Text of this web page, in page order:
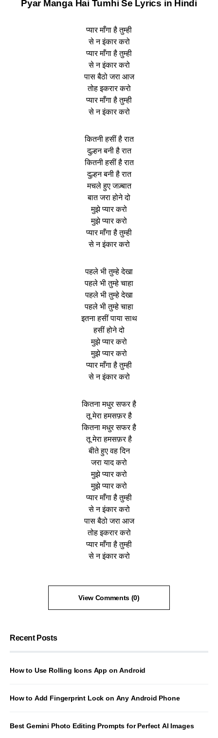
Pyar Manga Hai Tumhi Se Lyrics in Hindi
प्यार माँगा है तुम्ही
से न इंकार करो
प्यार माँगा है तुम्ही
से न इंकार करो
पास बैठो जरा आज
तोह इकरार करो
प्यार माँगा है तुम्ही
से न इंकार करो
कितनी हसीं है रात
दुल्हन बनी है रात
कितनी हसीं है रात
दुल्हन बनी है रात
मचले हुए जज़्बात
बात जरा होने दो
मुझे प्यार करो
मुझे प्यार करो
प्यार माँगा है तुम्ही
से न इंकार करो
पहले भी तुम्हे देखा
पहले भी तुम्हे चाहा
पहले भी तुम्हे देखा
पहले भी तुम्हे चाहा
इतना हसीं पाया साथ
हसीं होने दो
मुझे प्यार करो
मुझे प्यार करो
प्यार माँगा है तुम्ही
से न इंकार करो
कितना मधुर सफर है
तू मेरा हमसफ़र है
कितना मधुर सफर है
तू मेरा हमसफ़र है
बीते हुए वह दिन
जरा याद करो
मुझे प्यार करो
मुझे प्यार करो
प्यार माँगा है तुम्ही
से न इंकार करो
पास बैठो जरा आज
तोह इकरार करो
प्यार माँगा है तुम्ही
से न इंकार करो
View Comments (0)
Recent Posts
How to Use Rolling Icons App on Android
How to Add Fingerprint Lock on Any Android Phone
Best Gemini Photo Editing Prompts for Perfect AI Images